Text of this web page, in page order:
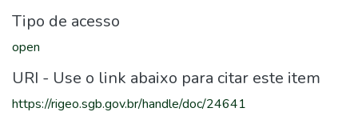
Tipo de acesso
open
URI - Use o link abaixo para citar este item
https://rigeo.sgb.gov.br/handle/doc/24641